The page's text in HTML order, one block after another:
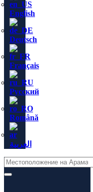
English
Deutsch
Français
Русский
Română
العربية